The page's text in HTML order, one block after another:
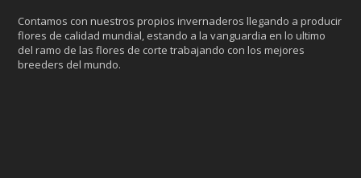
Contamos con nuestros propios invernaderos llegando a producir
flores de calidad mundial, estando a la vanguardia en lo ultimo
del ramo de las flores de corte trabajando con los mejores
breeders del mundo.